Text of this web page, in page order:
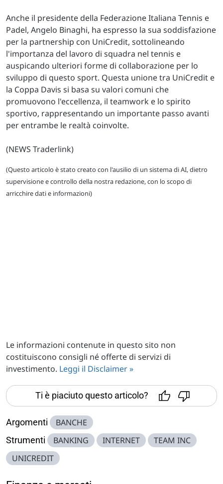
Anche il presidente della Federazione Italiana Tennis e
Padel, Angelo Binaghi, ha espresso la sua soddisfazione
per la partnership con UniCredit, sottolineando
l'importanza del lavoro di squadra nel tennis e
auspicando ulteriori forme di collaborazione per lo
sviluppo di questo sport. Questa unione tra UniCredit e
la Coppa Davis si basa su valori comuni che
promuovono l'eccellenza, il teamwork e lo spirito
sportivo, rappresentando un importante passo avanti
per entrambe le realtà coinvolte.
(NEWS Traderlink)
(Questo articolo è stato creato con l'ausilio di un sistema di AI, dietro
supervisione e controllo della nostra redazione, con lo scopo di
arricchire dati e informazioni)
Le informazioni contenute in questo sito non
costituiscono consigli né offerte di servizi di
investimento. Leggi il Disclaimer »
Ti è piaciuto questo articolo?
Argomenti BANCHE
Strumenti BANKING INTERNET
TEAM INC
UNICREDIT